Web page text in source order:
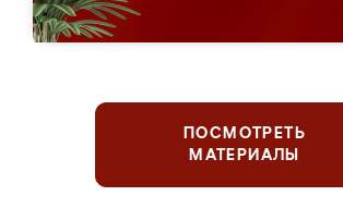
ПОСМОТРЕТЬ
МАТЕРИАЛЫ